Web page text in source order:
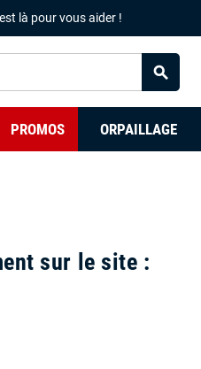
là pour vous aider !
search
PROMOS ORPAILLAGE
sur le site :